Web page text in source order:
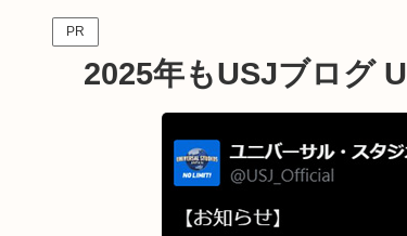
PR
2025年もUSJブログ